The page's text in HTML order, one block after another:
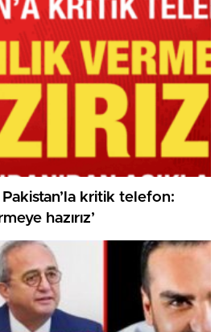
Pakistan’la kritik telefon:
hazırız’